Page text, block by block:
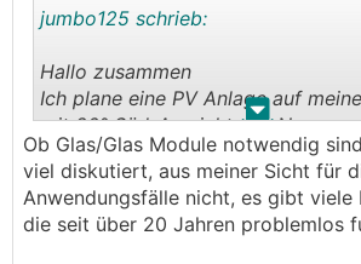
. .
jumbo125 schrieb:
Hallo zusammen
Ich plane eine PV Anlage auf
mit 20° Süd-Ausrichtung. Nun
meines PV-Anlagen-Technikers
Anlage empfohlen. Nachdem ich
Arbeitskollegen gesprochen
auch eine PV-Anlage errichten
Ob Glas/Glas Module notwendig
viel diskutiert, aus meiner Sicht für
Anwendungsfälle nicht, es gibt viele
die seit über 20 Jahren problemlos